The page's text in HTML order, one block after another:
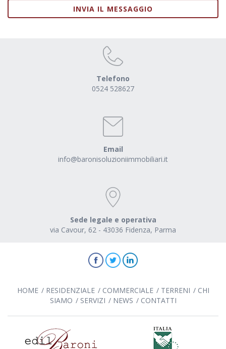
INVIA IL MESSAGGIO
Telefono
0524 528627
Email
info@baronisoluzioniimmobiliari.it
Sede legale e operativa
via Cavour, 62 - 43036 Fidenza, Parma
HOME RESIDENZIALE COMMERCIALE TERRENI
CHI
SIAMO
SERVIZI NEWS CONTATTI